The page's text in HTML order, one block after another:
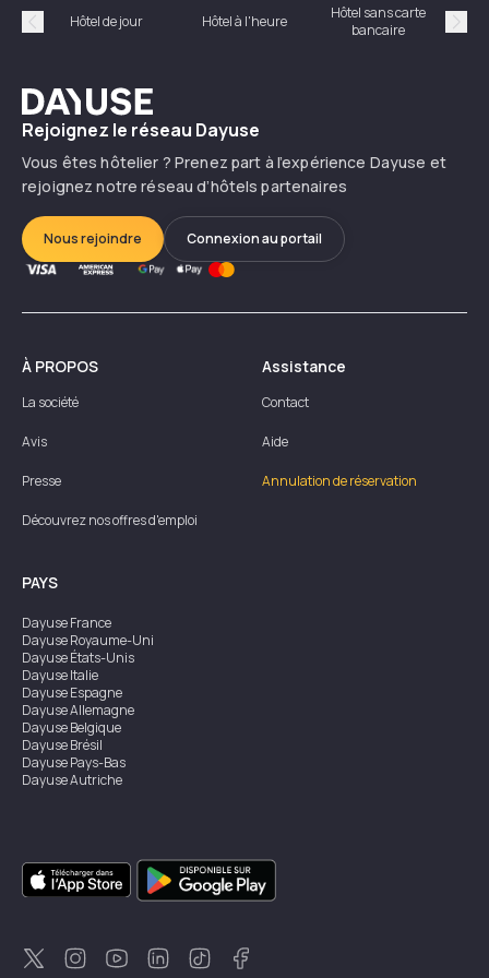
Précédent
Hôtel de jour Hôtel à l'heure
Hôtel sans carte
bancaire
Dayuse
Rejoignez le réseau Dayuse
Vous êtes hôtelier ? Prenez part à l’expérience Dayuse et
rejoignez notre réseau d’hôtels partenaires
Nous rejoindre Connexion au portail
À PROPOS
La société
Avis
Presse
Découvrez nos offres d'emploi
Assistance
Contact
Aide
Annulation de réservation
PAYS
DayuseFrance
DayuseRoyaume-Uni
DayuseÉtats-Unis
DayuseItalie
DayuseEspagne
DayuseAllemagne
DayuseBelgique
DayuseBrésil
DayusePays-Bas
DayuseAutriche
DayuseSingapour
DayuseSuède
DayuseThaïlande
DayuseNouvelle-Zélande
DayuseTurquie